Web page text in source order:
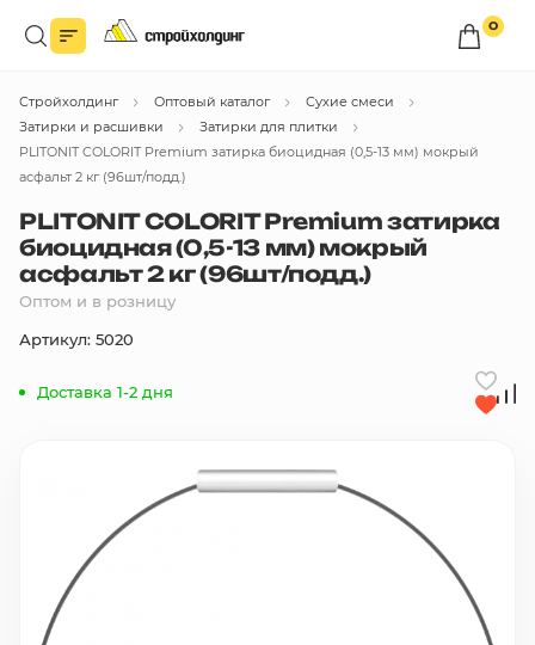
0
Войдите в личный кабинет
Вы сможете оформлять заказыпо оптовым ценам.
Войти
Каталог товаров
бренды
В корзину
Стройхолдинг Оптовый каталог
Сухие смеси
Затирки и расшивки
Затирки для плитки
PLITONIT COLORIT Premium затирка биоцидная (0,5-13 мм) мокрый
асфальт 2 кг (96шт/подд.)
PLITONIT COLORIT Premium затирка
биоцидная (0,5-13 мм) мокрый
асфальт 2 кг (96шт/подд.)
Оптом и в розницу
Артикул: 5020
Доставка 1-2 дня